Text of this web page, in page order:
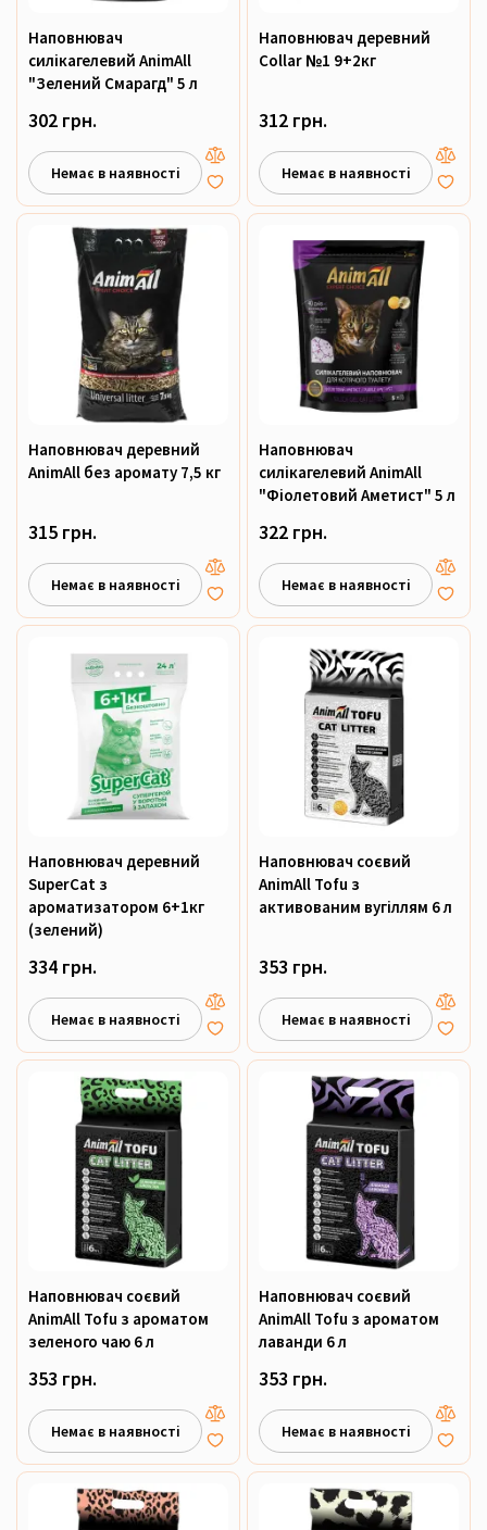
Наповнювач
силікагелевий AnimAll
"Зелений Смарагд" 5 л
302 грн.
Немає в наявності
Наповнювач деревний
Collar №1 9+2кг
312 грн.
Немає в наявності
Наповнювач деревний
AnimAll без аромату 7,5 кг
315 грн.
Немає в наявності
Наповнювач
силікагелевий AnimAll
"Фіолетовий Аметист" 5 л
322 грн.
Немає в наявності
Наповнювач деревний
SuperCat з
ароматизатором 6+1кг
(зелений)
334 грн.
Немає в наявності
Наповнювач соєвий
AnimAll Tofu з
активованим вугіллям 6 л
353 грн.
Немає в наявності
Наповнювач соєвий
AnimAll Tofu з ароматом
зеленого чаю 6 л
353 грн.
Немає в наявності
Наповнювач соєвий
AnimAll Tofu з ароматом
лаванди 6 л
353 грн.
Немає в наявності